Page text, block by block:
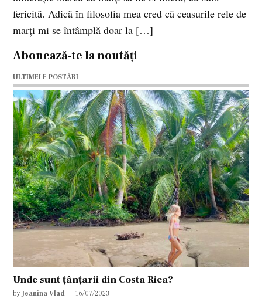
fericită. Adică în filosofia mea cred că ceasurile rele de
marţi mi se întâmplă doar la […]
Abonează-te la noutăți
ULTIMELE POSTĂRI
Unde sunt țânțarii din Costa Rica?
by Jeanina Vlad 16/07/2023